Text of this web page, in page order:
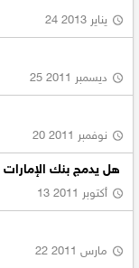
24 يناير 2013
25 ديسمبر 2011
20 نوفمبر 2011
هل يدمج بنك
13 أكتوبر 2011
22 مارس 2011